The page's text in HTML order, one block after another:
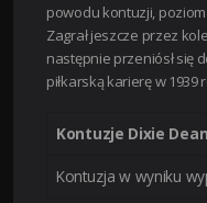
powodu kontuzji, poziom
Zagrał jeszcze przez
następnie przeniósł się
piłkarską karierę w 1939
Kontuzje Dixie
Kontuzja w wyniku